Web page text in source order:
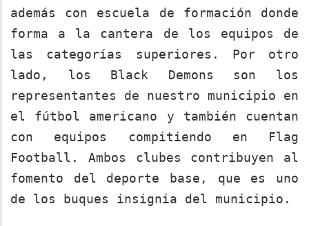
además con escuela de formación donde
forma a la cantera de los equipos de
las categorías superiores. Por otro
lado, los Black Demons son los
representantes de nuestro municipio en
el fútbol americano y también cuentan
con equipos compitiendo en Flag
Football. Ambos clubes contribuyen al
fomento del deporte base, que es uno
de los buques insignia del municipio.